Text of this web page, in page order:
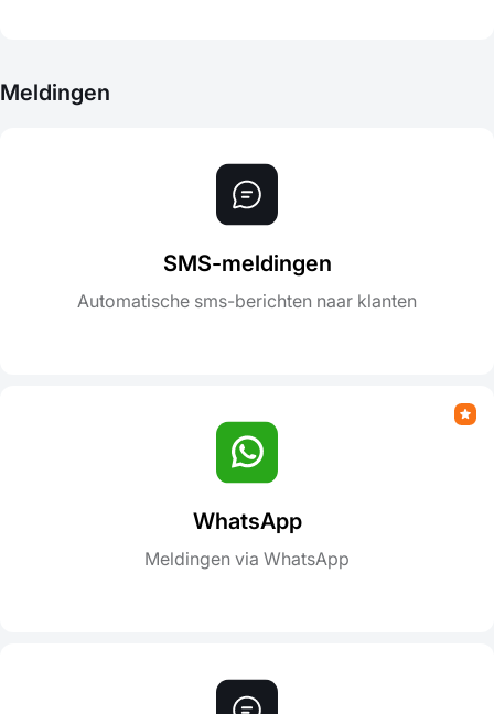
Meldingen
SMS-meldingen
Automatische sms-berichten naar klanten
WhatsApp
Meldingen via WhatsApp